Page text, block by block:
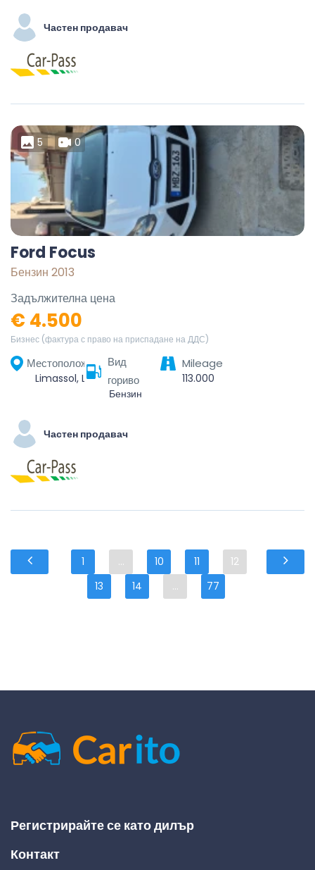
Частен продавач
5 0
Ford Focus
Бензин 2013
Задължителна цена
€ 4.500
Бизнес (фактура с право на приспадане на ДДС)
Местоположение
Limassol, Limassol Municipality, Limassol District, Cyprus, 3085, Cyprus
Вид
гориво
Бензин
Mileage
113.000
Частен продавач
1 ... 10 11
12
13
14 ... 77
Регистрирайте се като дилър
Контакт